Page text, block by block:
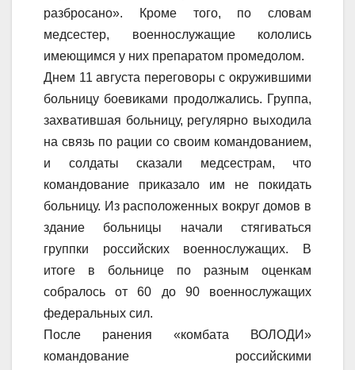
разбросано». Кроме того, по словам
медсестер, военнослужащие кололись
имеющимся у них препаратом промедолом.
Днем 11 августа переговоры с окружившими
больницу боевиками продолжались. Группа,
захватившая больницу, регулярно выходила
на связь по рации со своим командованием,
и солдаты сказали медсестрам, что
командование приказало им не покидать
больницу. Из расположенных вокруг домов в
здание больницы начали стягиваться
группки российских военнослужащих. В
итоге в больнице по разным оценкам
собралось от 60 до 90 военнослужащих
федеральных сил.
После ранения «комбата ВОЛОДИ»
командование российскими